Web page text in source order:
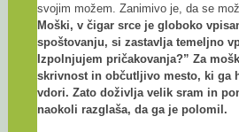
svojim možem. Zanimivo je, da se
Moški, v čigar srce je globoko
spoštovanju, si zastavlja temeljno
Izpolnjujem pričakovanja?” Za
skrivnost in občutljivo mesto, ki ga
vdori. Zato doživlja velik sram in
naokoli razglaša, da ga je polomil.